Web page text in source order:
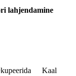
lahjendamine
Kaal